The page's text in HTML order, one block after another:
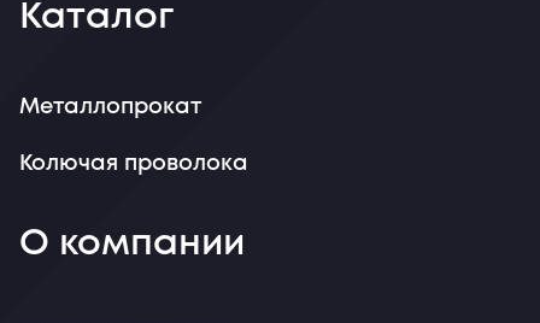
Каталог
Металлопрокат
Колючая проволока
О компании